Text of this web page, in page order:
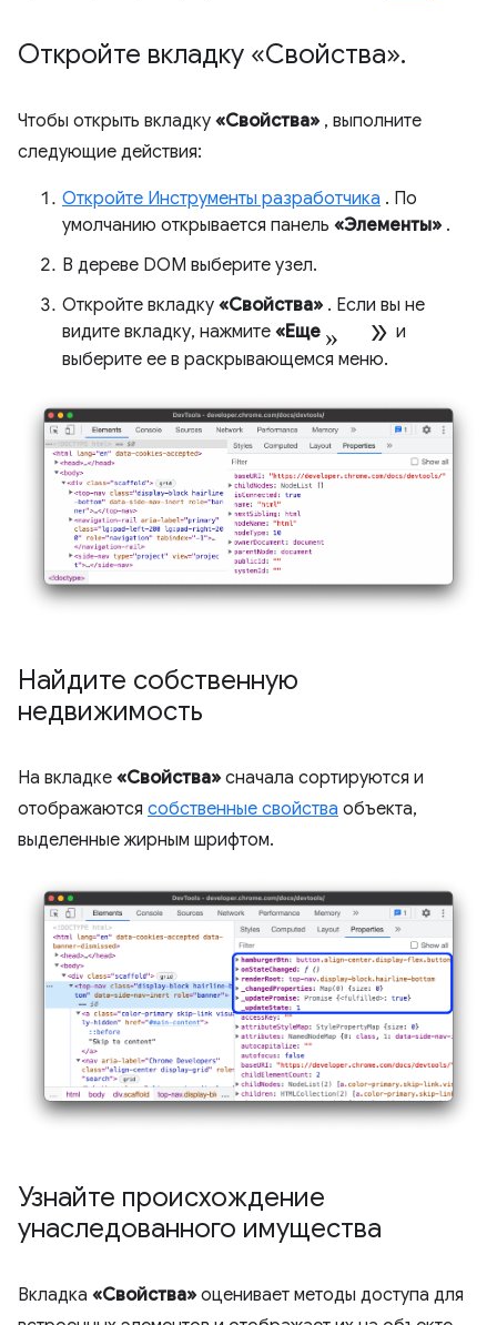
Откройте вкладку «Свойства».
Чтобы открыть вкладку «Свойства» , выполните
следующие действия:
Откройте Инструменты разработчика . По
умолчанию открывается панель «Элементы» .
В дереве DOM выберите узел.
Откройте вкладку «Свойства» . Если вы не
видите вкладку, нажмите «Еще » double_arrow и
выберите ее в раскрывающемся меню.
Найдите собственную
недвижимость
На вкладке «Свойства» сначала сортируются и
отображаются собственные свойства объекта,
выделенные жирным шрифтом.
Узнайте происхождение
унаследованного имущества
Вкладка «Свойства» оценивает методы доступа для